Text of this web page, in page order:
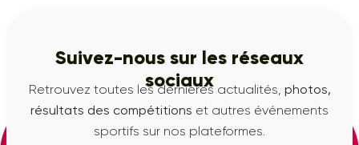
Suivez-nous sur les réseaux
sociaux
Retrouvez toutes les dernières actualités, photos,
résultats des compétitions et autres événements
sportifs sur nos plateformes.